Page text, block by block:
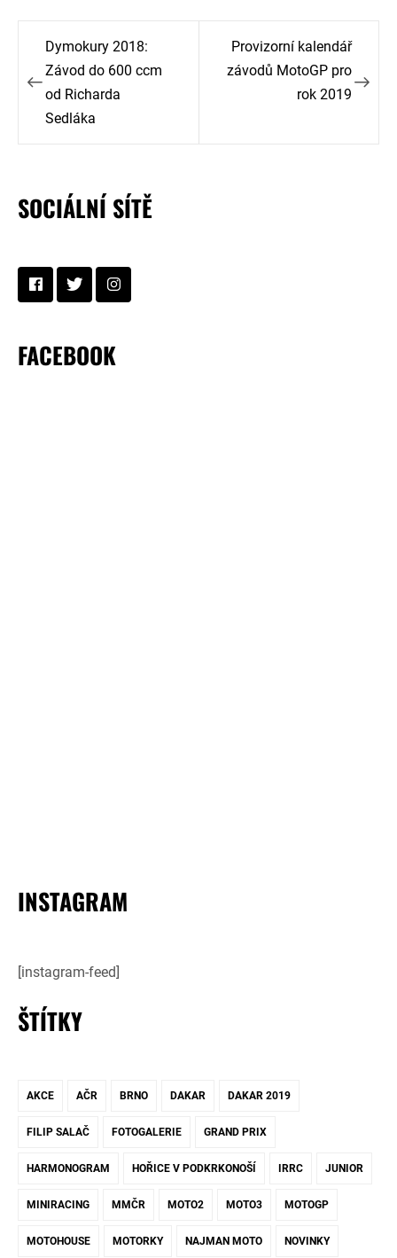
Navigace
pro
příspěvek
Dymokury 2018:
Závod do 600 ccm
od Richarda
Sedláka
Provizorní kalendář
závodů MotoGP pro
rok 2019
SOCIÁLNÍ SÍTĚ
FACEBOOK
INSTAGRAM
[instagram-feed]
ŠTÍTKY
AKCE AČR BRNO DAKAR DAKAR 2019
FILIP SALAČ FOTOGALERIE GRAND PRIX
HARMONOGRAM HOŘICE V PODKRKONOŠÍ IRRC JUNIOR
MINIRACING MMČR MOTO2 MOTO3 MOTOGP
MOTOHOUSE MOTORKY NAJMAN MOTO NOVINKY